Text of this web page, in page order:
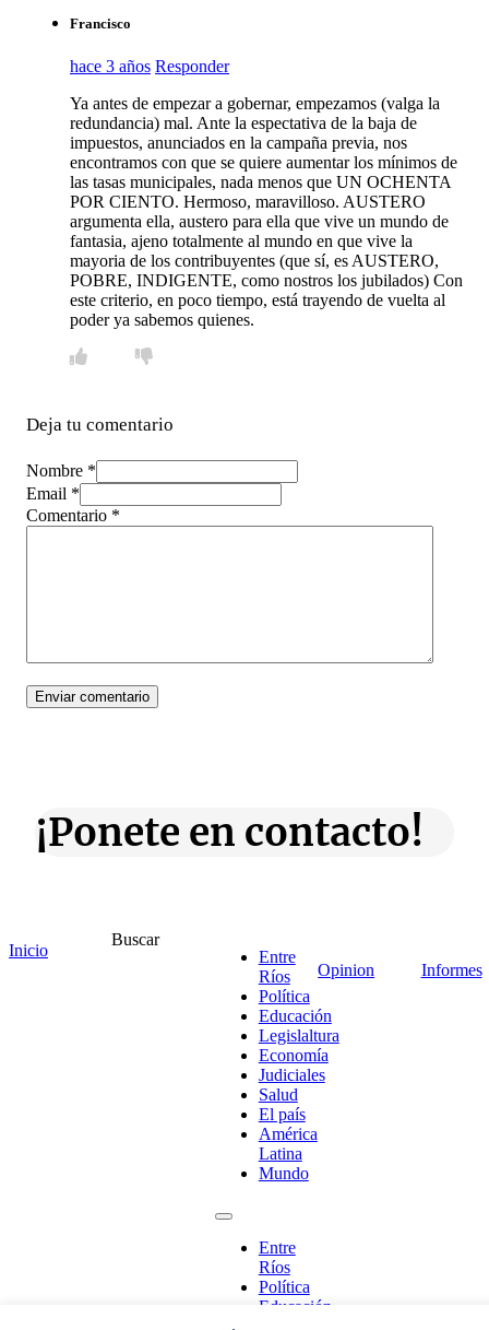
Francisco
hace 3 años Responder
Ya antes de empezar a gobernar, empezamos (valga la
redundancia) mal. Ante la espectativa de la baja de
impuestos, anunciados en la campaña previa, nos
encontramos con que se quiere aumentar los mínimos de
las tasas municipales, nada menos que UN OCHENTA
POR CIENTO. Hermoso, maravilloso. AUSTERO
argumenta ella, austero para ella que vive un mundo de
fantasia, ajeno totalmente al mundo en que vive la
mayoria de los contribuyentes (que sí, es AUSTERO,
POBRE, INDIGENTE, como nostros los jubilados) Con
este criterio, en poco tiempo, está trayendo de vuelta al
poder ya sabemos quienes.
Deja tu comentario
Nombre *
Email *
Comentario *
Inicio
Buscar
Entre
Ríos
Política
Educación
Legislaltura
Economía
Judiciales
Salud
El país
América
Latina
Mundo
Entre
Ríos
Política
Educación
Opinion Informes
¡Ponete en contacto!
Escribe aquí abajo lo que desees buscar
luego presiona el botón "buscar"
Buscar